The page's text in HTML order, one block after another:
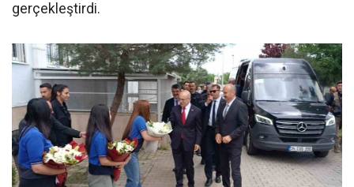
gerçekleştirdi.